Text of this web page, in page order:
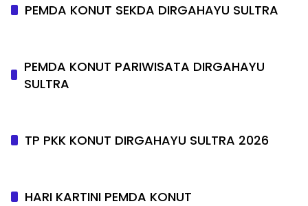
PEMDA KONUT SEKDA DIRGAHAYU SULTRA
PEMDA KONUT PARIWISATA DIRGAHAYU
SULTRA
TP PKK KONUT DIRGAHAYU SULTRA 2026
HARI KARTINI PEMDA KONUT